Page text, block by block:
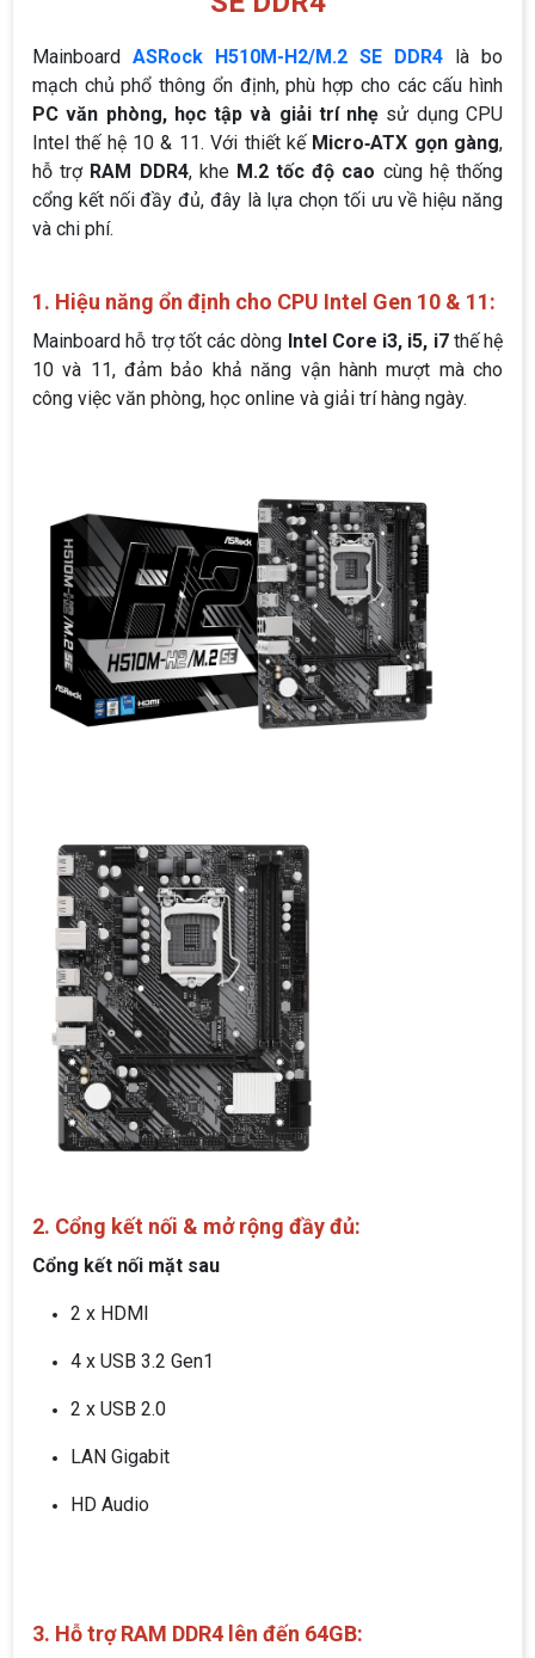
Mainboard ASRock H510M-H2/M.2 SE DDR4 là bo
mạch chủ phổ thông ổn định, phù hợp cho các cấu hình
PC văn phòng, học tập và giải trí nhẹ sử dụng CPU
Intel thế hệ 10 & 11. Với thiết kế Micro‑ATX gọn gàng,
hỗ trợ RAM DDR4, khe M.2 tốc độ cao cùng hệ thống
cổng kết nối đầy đủ, đây là lựa chọn tối ưu về hiệu năng
và chi phí.
1. Hiệu năng ổn định cho CPU Intel Gen 10 & 11:
Mainboard hỗ trợ tốt các dòng Intel Core i3, i5, i7thế hệ
10 và 11, đảm bảo khả năng vận hành mượt mà cho
công việc văn phòng, học online và giải trí hàng ngày.
2. Cổng kết nối & mở rộng đầy đủ:
Cổng kết nối mặt sau
2 x HDMI
4 x USB 3.2 Gen1
2 x USB 2.0
LAN Gigabit
HD Audio
3. Hỗ trợ RAM DDR4 lên đến 64GB: